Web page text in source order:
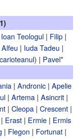
Ioan Teologul| Filip|
| Iuda Tadeu |
) | Pavel*
| Andronic | Apelie
| Artema| Asincrit|
| Cleopa| Crescent|
Erast| Ermie| Ermis
| Flegon | Fortunat |